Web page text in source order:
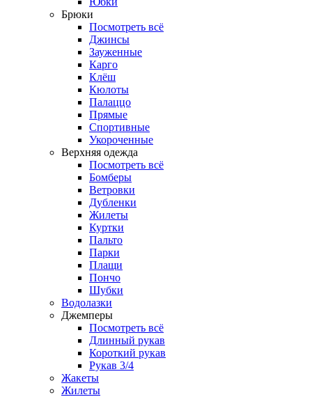
Брюки
Посмотреть всё
Джинсы
Зауженные
Карго
Клёш
Кюлоты
Палаццо
Прямые
Спортивные
Укороченные
Верхняя одежда
Посмотреть всё
Бомберы
Ветровки
Дубленки
Жилеты
Куртки
Пальто
Парки
Плащи
Пончо
Шубки
Водолазки
Джемперы
Посмотреть всё
Длинный рукав
Короткий рукав
Рукав 3/4
Жакеты
Жилеты